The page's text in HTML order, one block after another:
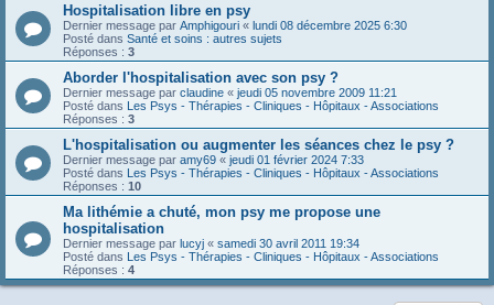
Hospitalisation libre en psy
Dernier message par Amphigouri « lundi 08 décembre 2025 6:30
Posté dans Santé et soins : autres sujets
Réponses : 3
Aborder l'hospitalisation avec son psy ?
Dernier message par claudine « jeudi 05 novembre 2009 11:21
Posté dans Les Psys - Thérapies - Cliniques - Hôpitaux - Associations
Réponses : 3
L'hospitalisation ou augmenter les séances chez le psy ?
Dernier message par amy69 « jeudi 01 février 2024 7:33
Posté dans Les Psys - Thérapies - Cliniques - Hôpitaux - Associations
Réponses : 10
Ma lithémie a chuté, mon psy me propose une
hospitalisation
Dernier message par lucyj « samedi 30 avril 2011 19:34
Posté dans Les Psys - Thérapies - Cliniques - Hôpitaux - Associations
Réponses : 4